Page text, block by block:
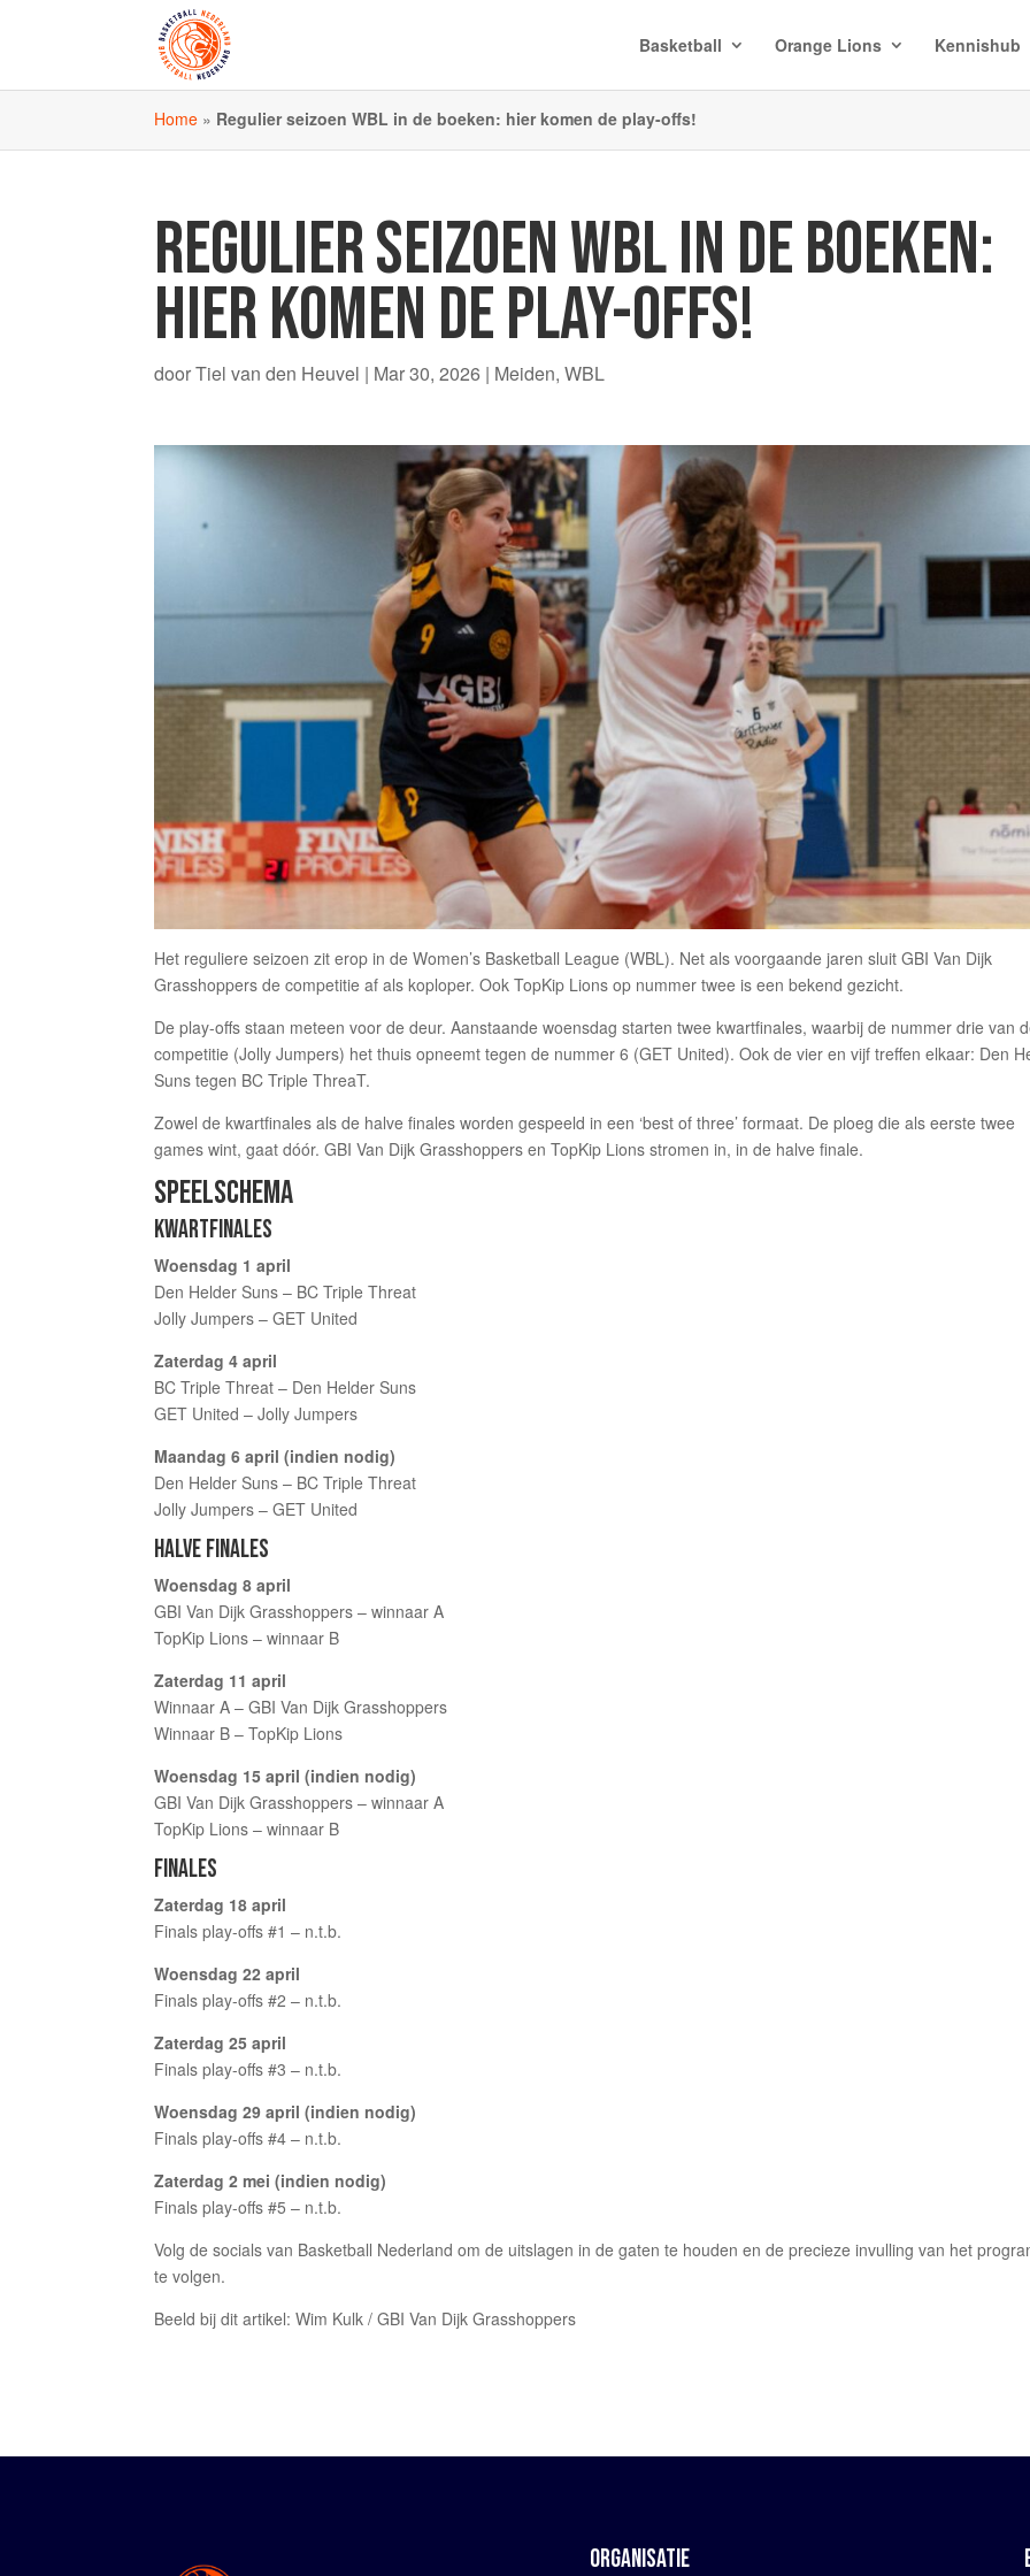
Basketball Orange Lions Kennishub
Home » Regulier seizoen WBL in de boeken: hier komen de play-offs!
REGULIER SEIZOEN WBL IN DE BOEKEN:
HIER KOMEN DE PLAY-OFFS!
doorTiel van den Heuvel | Mar 30, 2026 | Meiden,WBL
Het reguliere seizoen zit erop in de Women’s Basketball League (WBL). Net als voorgaande jaren sluit GBI Van Dijk
Grasshoppers de competitie af als koploper. Ook TopKip Lions op nummer twee is een bekend gezicht.
De play-offs staan meteen voor de deur. Aanstaande woensdag starten twee kwartfinales, waarbij de nummer drie van
competitie (Jolly Jumpers) het thuis opneemt tegen de nummer 6 (GET United). Ook de vier en vijf treffen elkaar: Den
Suns tegen BC Triple ThreaT.
Zowel de kwartfinales als de halve finales worden gespeeld in een ‘best of three’ formaat. De ploeg die als eerste twee
games wint, gaat dóór. GBI Van Dijk Grasshoppers en TopKip Lions stromen in, in de halve finale.
SPEELSCHEMA
KWARTFINALES
Woensdag 1 april
Den Helder Suns – BC Triple Threat
Jolly Jumpers – GET United
Zaterdag 4 april
BC Triple Threat – Den Helder Suns
GET United – Jolly Jumpers
Maandag 6 april (indien nodig)
Den Helder Suns – BC Triple Threat
Jolly Jumpers – GET United
HALVE FINALES
Woensdag 8 april
GBI Van Dijk Grasshoppers – winnaar A
TopKip Lions – winnaar B
Zaterdag 11 april
Winnaar A – GBI Van Dijk Grasshoppers
Winnaar B – TopKip Lions
Woensdag 15 april (indien nodig)
GBI Van Dijk Grasshoppers – winnaar A
TopKip Lions – winnaar B
FINALES
Zaterdag 18 april
Finals play-offs #1 – n.t.b.
Woensdag 22 april
Finals play-offs #2 – n.t.b.
Zaterdag 25 april
Finals play-offs #3 – n.t.b.
Woensdag 29 april (indien nodig)
Finals play-offs #4 – n.t.b.
Zaterdag 2 mei (indien nodig)
Finals play-offs #5 – n.t.b.
Volg de socials van Basketball Nederland om de uitslagen in de gaten te houden en de precieze invulling van het
te volgen.
Beeld bij dit artikel: Wim Kulk / GBI Van Dijk Grasshoppers
ORGANISATIE